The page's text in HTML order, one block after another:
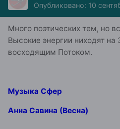
Опубликовано: 10
Много поэтических тем, но
Высокие энергии ниходят
восходящим Потоком.
Музыка Сфер
Анна Савина (Весна)